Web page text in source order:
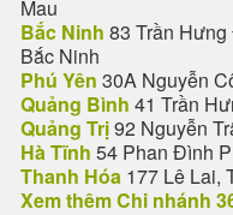
Mau
Bắc Ninh 83 Trần
Bắc Ninh
Phú Yên 30A Nguyễn
Quảng Bình 41 Trần
Quảng Trị92 Nguyễn
Hà Tĩnh 54 Phan Đình
Thanh Hóa 177 Lê Lai,
Xem thêm Chi nhánh